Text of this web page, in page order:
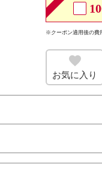
※クーポン適用後の費
お気に入り